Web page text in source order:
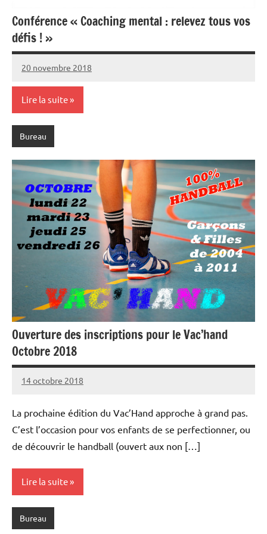
Conférence « Coaching mental : relevez tous vos
défis ! »
20 novembre 2018
Damien
C.
Aucun
commentaire
Lire la suite
Bureau
Ouverture des inscriptions pour le Vac’hand
Octobre 2018
14 octobre 2018
Damien
Aucun
La prochaine édition du Vac’Hand approche à grand pas.
C’est l’occasion pour vos enfants de se perfectionner, ou
de découvrir le handball (ouvert aux non […]
Lire la suite
Bureau